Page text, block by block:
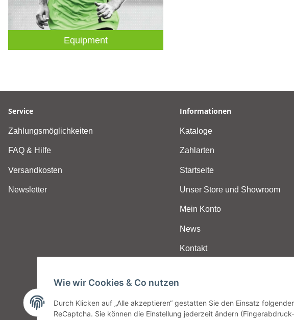
Equipment
Service
Zahlungsmöglichkeiten
FAQ & Hilfe
Versandkosten
Newsletter
Informationen
Kataloge
Zahlarten
Startseite
Unser Store und Showroom
Mein Konto
News
Kontakt
Wie wir Cookies & Co nutzen
Durch Klicken auf „Alle akzeptieren“ gestatten Sie den Einsatz
ReCaptcha. Sie können die Einstellung jederzeit ändern